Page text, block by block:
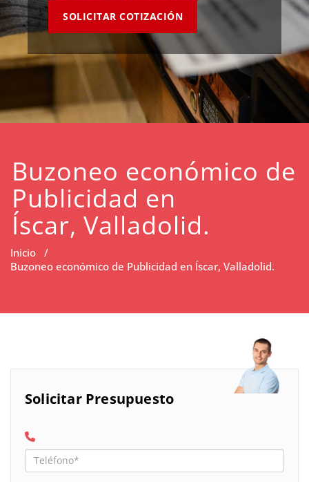
SOLICITAR COTIZACIÓN
Buzoneo económico de
Publicidad en
Íscar, Valladolid.
Inicio /
Buzoneo económico de Publicidad en Íscar, Valladolid.
Solicitar Presupuesto